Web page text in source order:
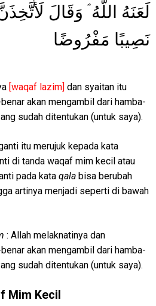
لَعَنَهُ اللَّهُ ۘ وَقَالَ
نَصِيبًا مَفْرُوضًا
[waqaf lazim] dan syaitan itu
akan mengambil dari hamba-
sudah ditentukan (untuk saya).
itu merujuk kepada kata
di tanda waqaf mim kecil atau
pada kata qala bisa berubah
artinya menjadi seperti di bawah
: Allah melaknatinya dan
akan mengambil dari hamba-
sudah ditentukan (untuk saya).
Mim Kecil